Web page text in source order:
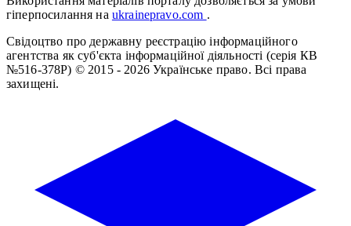
гіперпосилання на ukrainepravo.com .
Свідоцтво про державну реєстрацію інформаційного
агентства як суб'єкта інформаційної діяльності (серія КВ
№516-378Р) © 2015 - 2026 Українське право. Всі права
захищені.